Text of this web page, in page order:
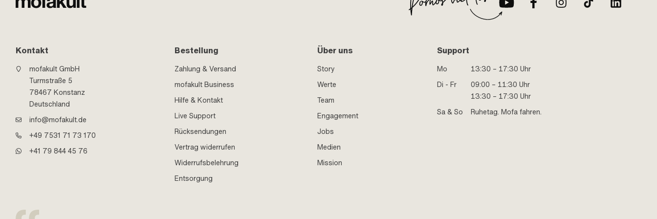
Kontakt
mofakult GmbH
Turmstraße 5
78467 Konstanz
Deutschland
info@mofakult.de
+49 7531 71 73 170
+41 79 844 45 76
Bestellung
Zahlung & Versand
mofakult Business
Hilfe & Kontakt
Live Support
Rücksendungen
Vertrag widerrufen
Widerrufsbelehrung
Entsorgung
Über uns
Story
Werte
Team
Engagement
Jobs
Medien
Mission
Support
Mo
13:30 – 17:30 Uhr
Di - Fr
09:00 – 11:30 Uhr
13:30 – 17:30 Uhr
Sa & So
Ruhetag. Mofa fahren.